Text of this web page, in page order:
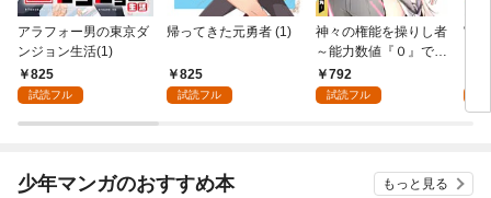
アラフォー男の東京ダ
ンジョン生活(1)
825
試読フル
帰ってきた元勇者 (1)
825
試読フル
神々の権能を操りし者
～能力数値『０』で蔑
まれている俺だが、実
は世界最強の一角～(1)
792
試読フル
宮
能
放
者
る
少年マンガのおすすめ本 もっと見る